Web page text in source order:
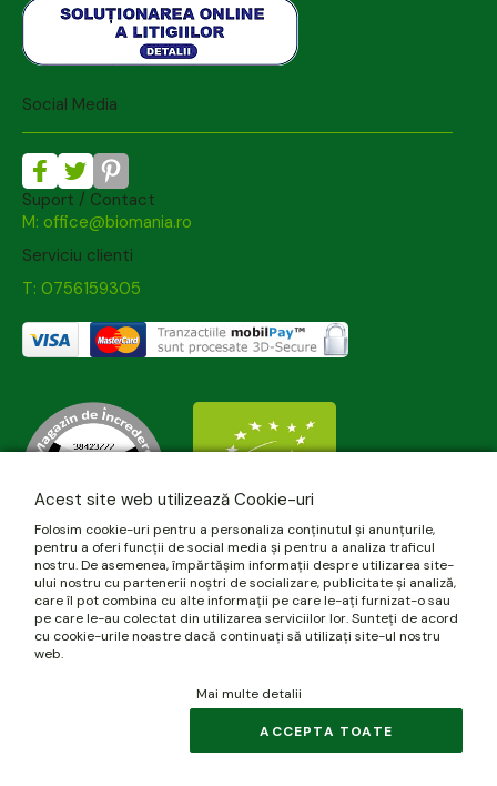
Social Media
Suport / Contact
M: office@biomania.ro
Serviciu clienti
T: 0756159305
Acest site web utilizează Cookie-uri
Folosim cookie-uri pentru a personaliza conținutul și anunțurile,
pentru a oferi funcții de social media și pentru a analiza traficul
nostru. De asemenea, împărtășim informații despre utilizarea site-
ului nostru cu partenerii noștri de socializare, publicitate și analiză,
care îl pot combina cu alte informații pe care le-ați furnizat-o sau
pe care le-au colectat din utilizarea serviciilor lor. Sunteți de acord
cu cookie-urile noastre dacă continuați să utilizați site-ul nostru
web.
Mai multe detalii
ACCEPTA TOATE
© 2026 biomania.ro | Powered by